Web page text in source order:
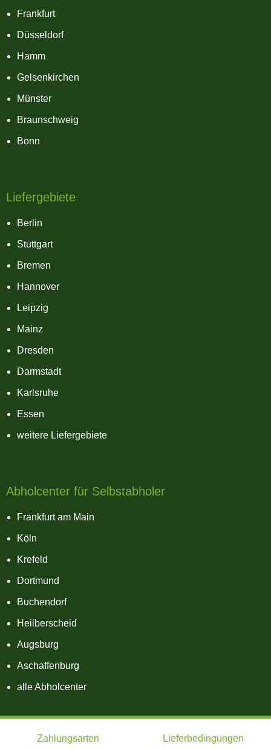
Frankfurt
Düsseldorf
Hamm
Gelsenkirchen
Münster
Braunschweig
Bonn
Liefergebiete
Berlin
Stuttgart
Bremen
Hannover
Leipzig
Mainz
Dresden
Darmstadt
Karlsruhe
Essen
weitere Liefergebiete
Abholcenter für Selbstabholer
Frankfurt am Main
Köln
Krefeld
Dortmund
Buchendorf
Heilberscheid
Augsburg
Aschaffenburg
alle Abholcenter
Zahlungsarten Lieferbedingungen